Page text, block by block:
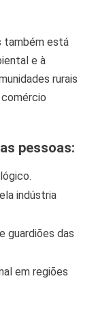
também está
e à
rurais
pessoas:
indústria
guardiões das
em regiões